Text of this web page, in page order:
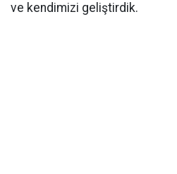
ve kendimizi geliştirdik.